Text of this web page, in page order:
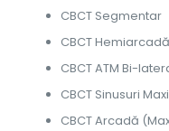
CBCT Segmentar
CBCT Hemiarcadă
CBCT ATM Bi-
CBCT Sinusuri
CBCT Arcadă